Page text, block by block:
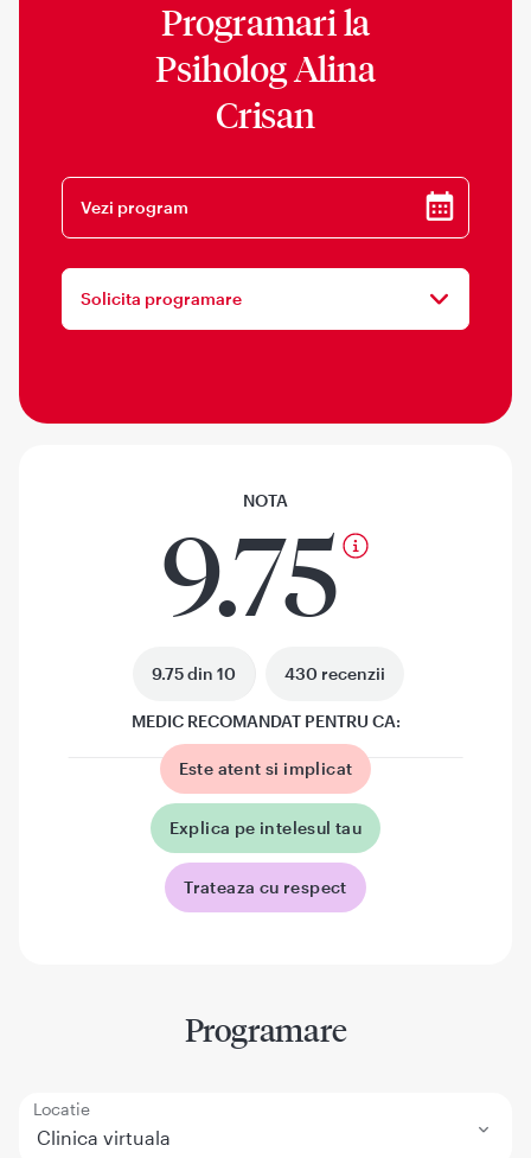
Programari la
Psiholog Alina
Crisan
Vezi program
Solicita programare
NOTA
9.75
9.75 din 10 430 recenzii
MEDIC RECOMANDAT PENTRU CA:
Este atent si implicat
Explica pe intelesul tau
Trateaza cu respect
Programare
Locatie
Clinica virtuala